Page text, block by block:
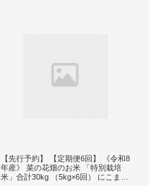
【先行予約】 【定期便6回】 《令和8
年産》 菜の花畑のお米 「特別栽培
米」合計30kg （5kg×6回） にこまる